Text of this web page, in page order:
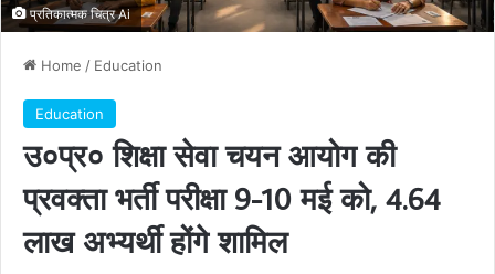
प्रतिकात्मक चित्र Ai
Home / Education
Education
उ०प्र० शिक्षा सेवा चयन आयोग की
प्रवक्ता भर्ती परीक्षा 9-10 मई को, 4.64
लाख अभ्यर्थी होंगे शामिल